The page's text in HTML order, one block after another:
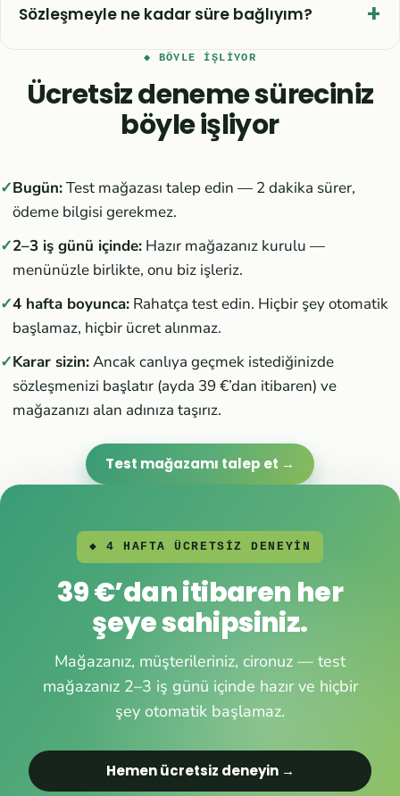
Sözleşmeyle ne kadar süre bağlıyım?
◆ BÖYLE IŞLIYOR
Ücretsiz deneme süreciniz
böyle işliyor
Bugün:Test mağazası talep edin — 2 dakika sürer,
ödeme bilgisi gerekmez.
2–3 iş günü içinde: Hazır mağazanız kurulu —
menünüzle birlikte, onu biz işleriz.
4 hafta boyunca: Rahatça test edin. Hiçbir şey otomatik
başlamaz, hiçbir ücret alınmaz.
Karar sizin:Ancak canlıya geçmek istediğinizde
sözleşmenizi başlatır (ayda 39 €’dan itibaren) ve
mağazanızı alan adınıza taşırız.
Test mağazamı talep et →
◆ 4 HAFTA ÜCRETSİZ DENEYİN
39 €’dan itibaren her
şeye sahipsiniz.
Mağazanız, müşterileriniz, cironuz — test
mağazanız 2–3 iş günü içinde hazır ve hiçbir
şey otomatik başlamaz.
Hemen ücretsiz deneyin →